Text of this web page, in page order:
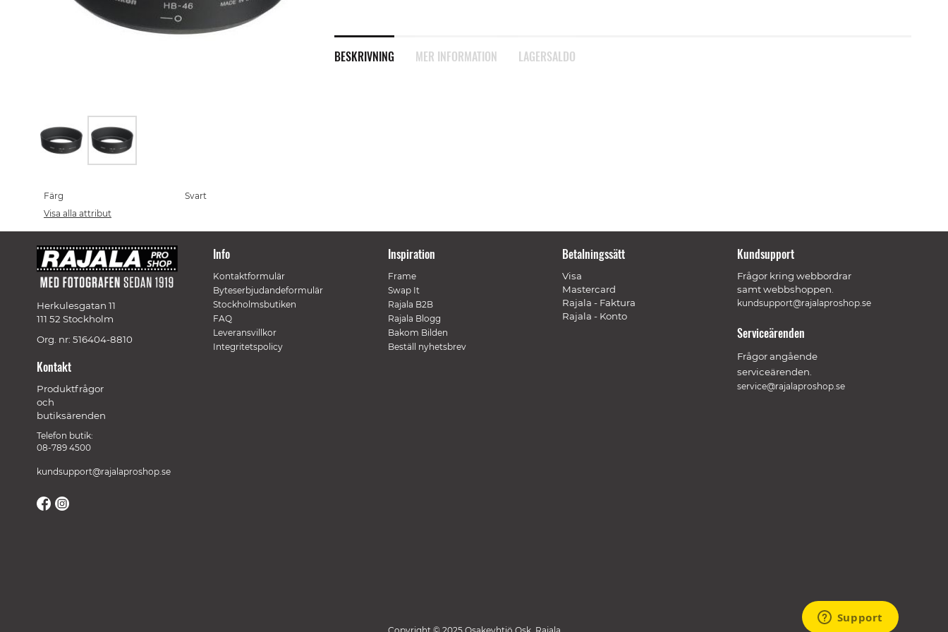
BESKRIVNING MER INFORMATION LAGERSALDO
the
beginning
of
the
images
gallery
Färg
Svart
Visa alla attribut
Herkulesgatan 11
111 52 Stockholm
Org. nr: 516404-8810
Kontakt
Produktfrågor
och
butiksärenden
Telefon butik:
08-789 4500
kundsupport@rajalaproshop.se
Info
Kontaktformulär
Byteserbjudandeformulär
Stockholmsbutiken
FAQ
Leveransvillkor
Integritetspolicy
Inspiration
Frame
Swap It
Rajala B2B
Rajala Blogg
Bakom Bilden
Beställ nyhetsbrev
Betalningssätt
Visa
Mastercard
Rajala - Faktura
Rajala - Konto
Kundsupport
Frågor kring webbordrar
samt webbshoppen.
kundsupport@rajalaproshop.se
Serviceärenden
Frågor angående
serviceärenden.
service@rajalaproshop.se